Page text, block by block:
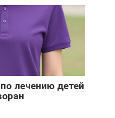
лечению детей